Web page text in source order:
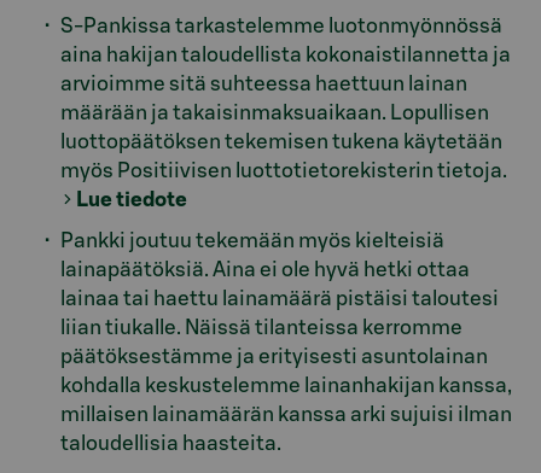
S-Pankissa tarkastelemme luotonmyönnössä
aina hakijan taloudellista kokonaistilannetta ja
arvioimme sitä suhteessa haettuun lainan
määrään ja takaisinmaksuaikaan. Lopullisen
luottopäätöksen tekemisen tukena käytetään
myös Positiivisen luottotietorekisterin tietoja.
Lue tiedote
Pankki joutuu tekemään myös kielteisiä
lainapäätöksiä. Aina ei ole hyvä hetki ottaa
lainaa tai haettu lainamäärä pistäisi taloutesi
liian tiukalle. Näissä tilanteissa kerromme
päätöksestämme ja erityisesti asuntolainan
kohdalla keskustelemme lainanhakijan kanssa,
millaisen lainamäärän kanssa arki sujuisi ilman
taloudellisia haasteita.